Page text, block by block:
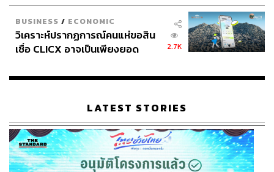
BUSINESS / ECONOMIC
วิเคราะห์ปรากฏการณ์คนแห่ขอสิน
เชื่อ CLICX อาจเป็นเพียงยอด
เรือนไทยที่ถูกซุกไว้
2.7K
LATEST STORIES